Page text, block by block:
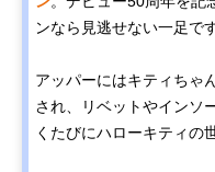
ンなら見逃せない一足です
アッパーにはキティちゃ
され、リベットやインソ
くたびにハローキティの